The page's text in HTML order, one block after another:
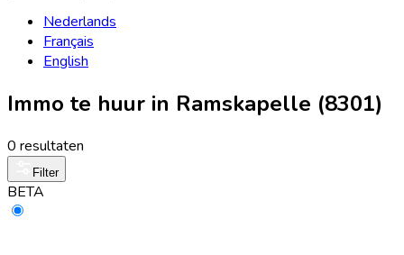
Nederlands
Français
English
Immo te huur in Ramskapelle (8301)
0 resultaten
Filter
BETA